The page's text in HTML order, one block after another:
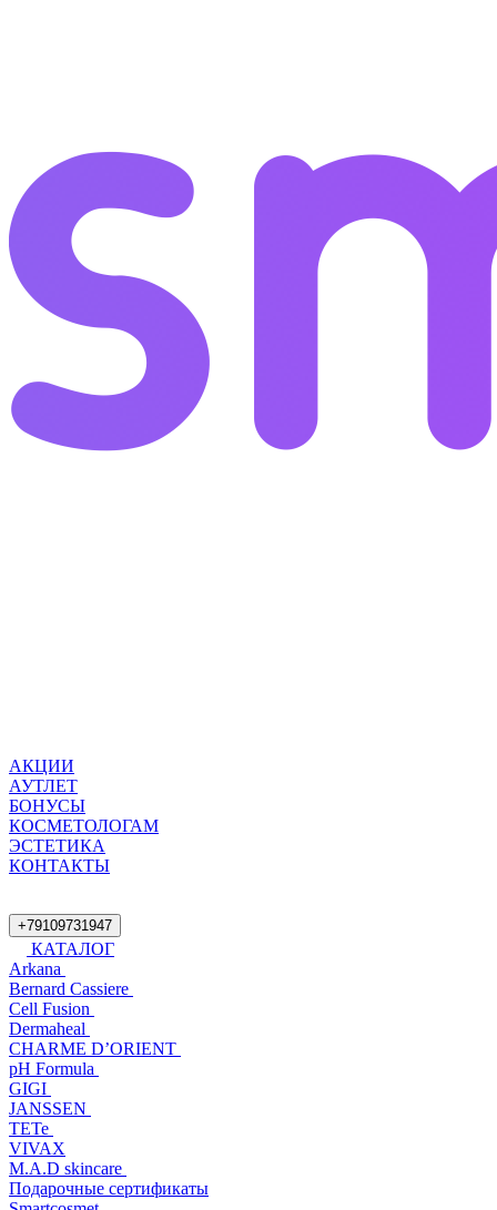
АКЦИИ
АУТЛЕТ
БОНУСЫ
КОСМЕТОЛОГАМ
ЭСТЕТИКА
КОНТАКТЫ
+79109731947
КАТАЛОГ
Arkana
Bernard Cassiere
Cell Fusion
Dermaheal
CHARME D’ORIENT
pH Formula
GIGI
JANSSEN
TETe
VIVAX
M.A.D skincare
Подарочные сертификаты